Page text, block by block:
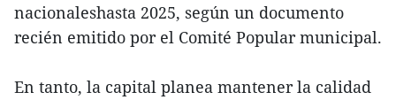
nacionaleshasta 2025, según un documento
recién emitido por el Comité Popular municipal.
En tanto, la capital planea mantener la calidad